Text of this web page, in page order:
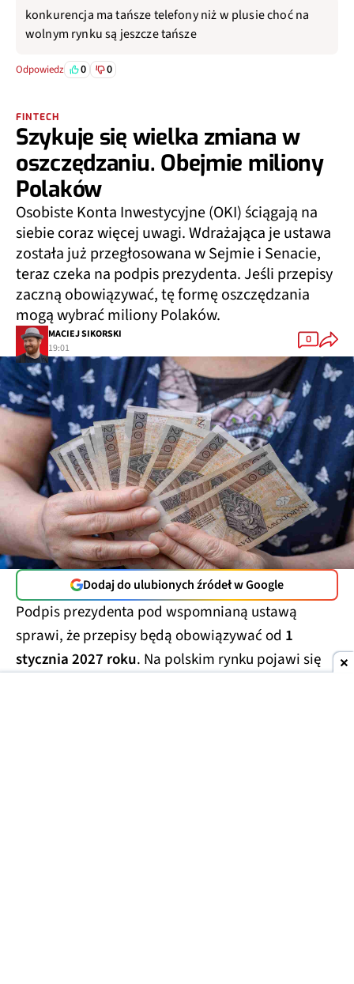
konkurencja ma tańsze telefony niż w plusie choć na
wolnym rynku są jeszcze tańsze
Odpowiedz 0 0
FINTECH
Szykuje się wielka zmiana w
oszczędzaniu. Obejmie miliony
Polaków
Osobiste Konta Inwestycyjne (OKI) ściągają na
siebie coraz więcej uwagi. Wdrażająca je ustawa
została już przegłosowana w Sejmie i Senacie,
teraz czeka na podpis prezydenta. Jeśli przepisy
zaczną obowiązywać, tę formę oszczędzania
mogą wybrać miliony Polaków.
MACIEJ SIKORSKI
19:01
0
Dodaj do ulubionych źródeł w Google
Podpis prezydenta pod wspomnianą ustawą
sprawi, że przepisy będą obowiązywać od 1
stycznia 2027 roku . Na polskim rynku pojawi się
wówczas nowe rozwiązanie do odkładania